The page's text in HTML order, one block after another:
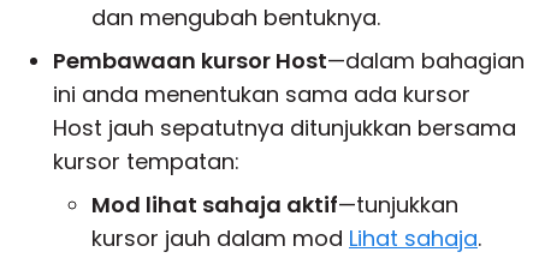
dan mengubah bentuknya.
Pembawaan kursor Host—dalam bahagian
ini anda menentukan sama ada kursor
Host jauh sepatutnya ditunjukkan bersama
kursor tempatan:
Mod lihat sahaja aktif—tunjukkan
kursor jauh dalam mod Lihat sahaja.